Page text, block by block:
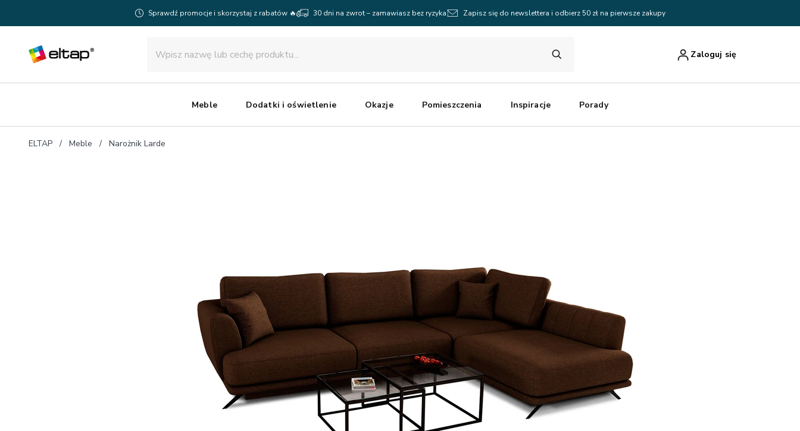
Sprawdź promocje i skorzystaj z rabatów 🔥 30 dni na zwrot – zamawiasz bez ryzyka Zapisz się do newslettera i odbierz 50 zł na pierwsze zakupy
Zaloguj się
Meble Dodatki i oświetlenie Okazje Pomieszczenia Inspiracje Porady
ELTAP Meble Narożnik Larde